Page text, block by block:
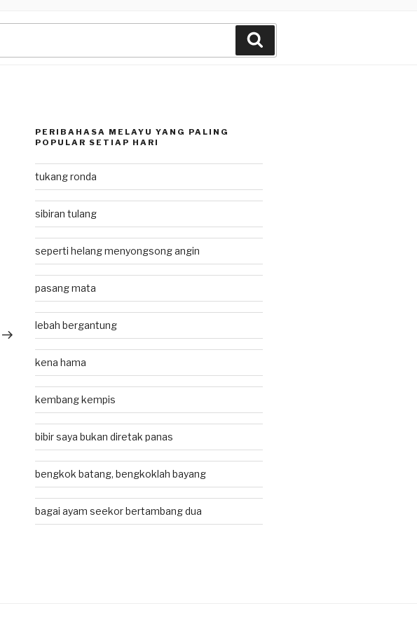
Post
PERIBAHASA MELAYU YANG PALING
POPULAR SETIAP HARI
tukang ronda
sibiran tulang
seperti helang menyongsong angin
pasang mata
lebah bergantung
kena hama
kembang kempis
bibir saya bukan diretak panas
bengkok batang, bengkoklah bayang
bagai ayam seekor bertambang dua